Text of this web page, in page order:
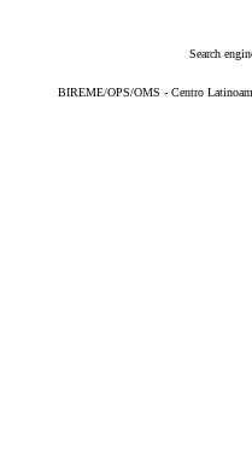
Search
BIREME/OPS/OMS - Centro